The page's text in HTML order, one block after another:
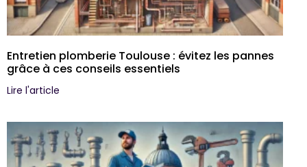
Entretien plomberie Toulouse : évitez les pannes
grâce à ces conseils essentiels
Lire l'article